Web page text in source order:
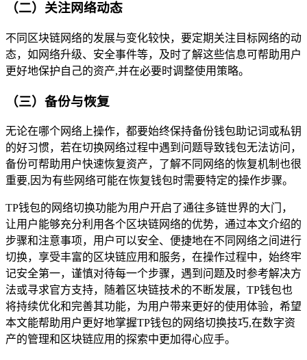
（二）关注网络动态
不同区块链网络的发展与变化较快，要定期关注目标网络的动
态，如网络升级、安全事件等，及时了解这些信息可帮助用户
更好地保护自己的资产,并在必要时调整使用策略。
（三）备份与恢复
无论在哪个网络上操作，都要始终保持备份钱包助记词或私钥
的好习惯，若在切换网络过程中遇到问题导致钱包无法访问，
备份可帮助用户快速恢复资产，了解不同网络的恢复机制也很
重要,因为有些网络可能在恢复钱包时需要特定的操作步骤。
TP钱包的网络切换功能为用户开启了通往多链世界的大门，
让用户能够充分利用各个区块链网络的优势，通过本文介绍的
步骤和注意事项，用户可以安全、便捷地在不同网络之间进行
切换，享受丰富的区块链应用和服务，在操作过程中，始终牢
记安全第一，谨慎对待每一个步骤，遇到问题及时参考解决方
法或寻求官方支持，随着区块链技术的不断发展，TP钱包也
将持续优化和完善其功能，为用户带来更好的使用体验，希望
本文能帮助用户更好地掌握TP钱包的网络切换技巧,在数字资
产的管理和区块链应用的探索中更加得心应手。